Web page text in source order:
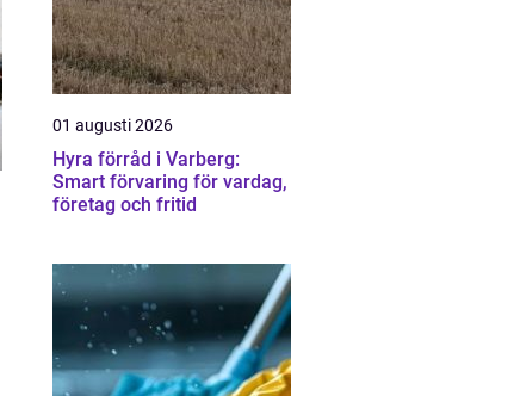
01 augusti 2026
Hyra förråd i Varberg:
Smart förvaring för vardag,
företag och fritid